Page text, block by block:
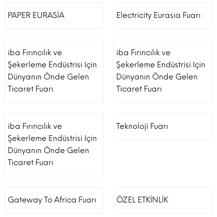
PAPER EURASİA Electricity Eurasia Fuarı
iba Fırıncılık ve
Şekerleme Endüstrisi Için
Dünyanın Önde Gelen
Ticaret Fuarı
iba Fırıncılık ve
Şekerleme Endüstrisi Için
Dünyanın Önde Gelen
Ticaret Fuarı
iba Fırıncılık ve
Şekerleme Endüstrisi Için
Dünyanın Önde Gelen
Ticaret Fuarı
Teknoloji Fuarı
Gateway To Africa Fuarı ÖZEL ETKİNLİK